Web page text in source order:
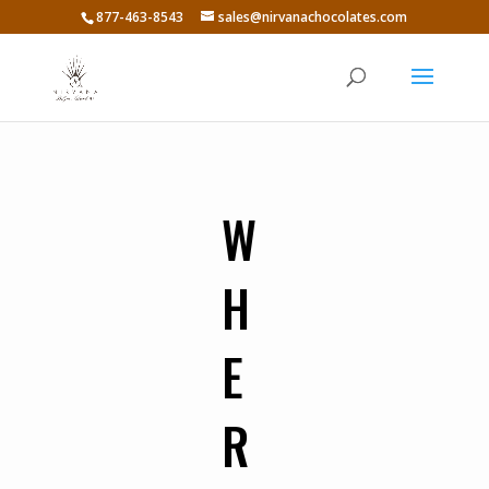
877-463-8543 sales@nirvanachocolates.com
W
H
E
R